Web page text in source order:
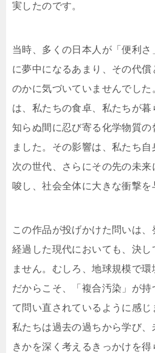
実したのです。
当時、多くの日本人が「便利
に夢中になるあまり、その代償
のかに気づいていませんでした
は、私たちの食卓、私たちが暮
知らぬ間に忍び寄る化学物質の
ました。その影響は、私たち自
次の世代、さらにその先の未
唆し、社会全体に大きな衝撃を
この作品が投げかけた問いは
経過した現代においても、決し
ません。むしろ、地球規模で
だからこそ、「複合汚染」が
て問い直されているように感じ
私たちは過去の過ちから学び
きかを深く考えるきっかけを得